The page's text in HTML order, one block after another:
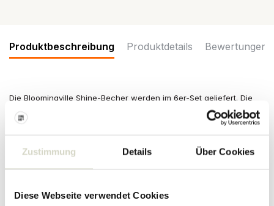
Zustimmung Details Über Cookies
Diese Webseite verwendet Cookies
Produktbeschreibung Produktdetails Bewertungen
Die Bloomingville Shine-Becher werden im 6er-Set geliefert. Die
Chromoberfläche macht die Tassen einzigartig. Abmessungen
Ø10x8cm
Inhalt: 300ml
geeignet. Es können Abweichungen je nach Artikel auftreten.